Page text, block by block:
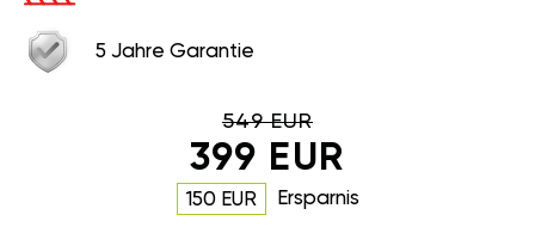
5 Jahre Garantie
549 EUR
399 EUR
150 EUR Ersparnis